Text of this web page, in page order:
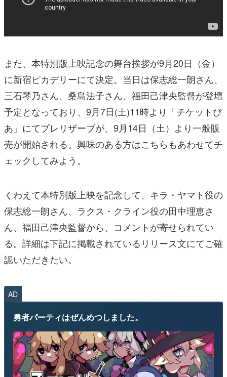
また、本特別版上映記念の舞台挨拶が9月20日（金）
に新宿ピカデリーにて決定。当日は保志総一朗さん、
三石琴乃さん、桑島法子さん、福田己津央監督が登壇
予定となっており、9月7日(土)11時より「チケットぴ
あ」にてプレリザーブが、9月14日（土）より一般販
売が開始される。興味のある方はこちらもあわせてチ
ェックしてみよう。
くわえて本特別版上映を記念して、キラ・ヤマト役の
保志総一朗さん、ラクス・クライン役の田中理恵さ
ん、福田己津央監督から、コメントが寄せられてい
る。詳細は下記に掲載されているリリース文にてご確
認いただきたい。
AD
勇者パーティはぜんめつしました。